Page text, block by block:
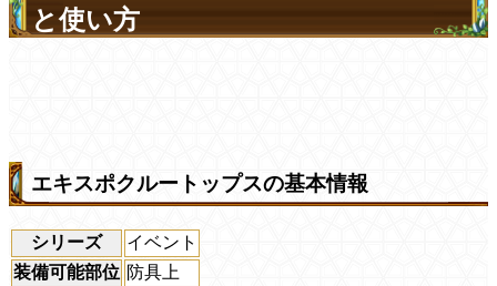
と使い方
エキスポクルートップスの基本情報
シリーズ
イベント
装備可能部位 防具上